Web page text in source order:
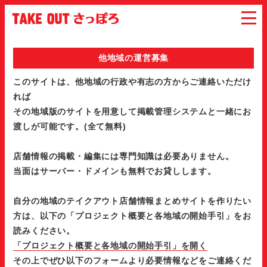
他地域の運営募集
このサイトは、他地域の行政や有志の方からご連絡いただけ
れば
その地域版のサイトを用意して掲載管理システムと一緒にお
渡しが可能です。(全て無料)
店舗情報の掲載・編集には専門知識は必要ありません。
当面はサーバー・ドメインも無料でお貸しします。
自分の地域のテイクアウト店舗情報まとめサイトを作りたい
方は、以下の「プロジェクト概要と各地域の開始手引」をお
読みください。
「プロジェクト概要と各地域の開始手引」を開く
その上でぜひ以下のフォームより必要情報などをご連絡くだ